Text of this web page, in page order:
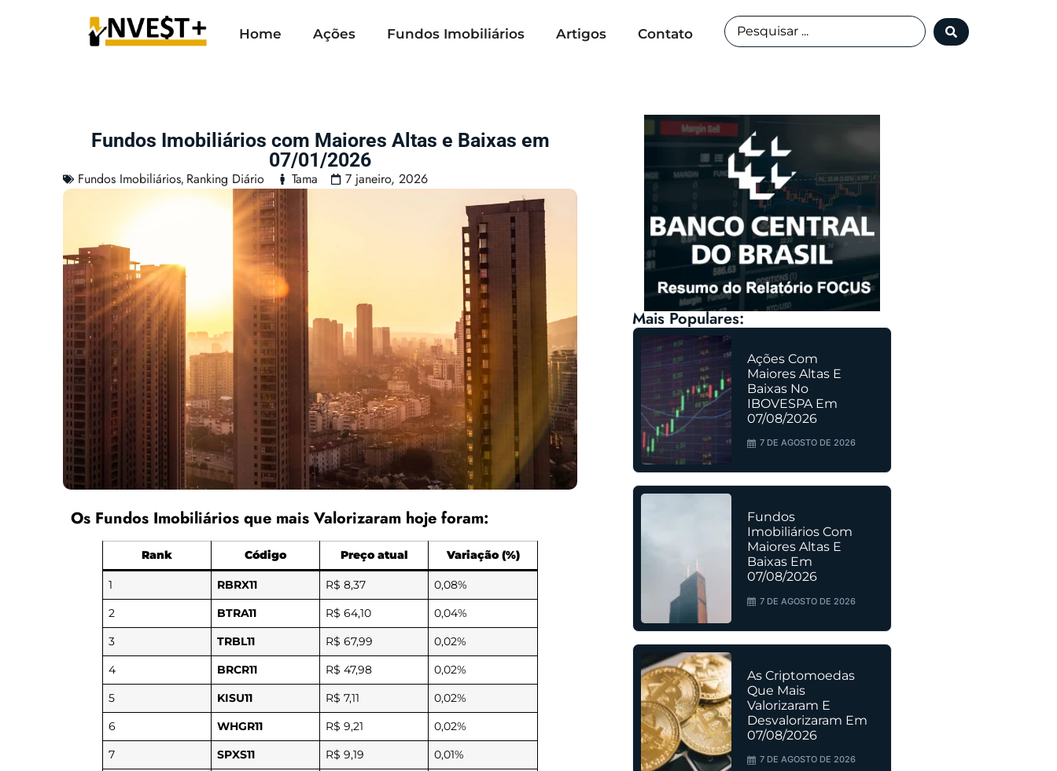
Home Ações Fundos Imobiliários Artigos Contato
Fundos Imobiliários com Maiores Altas e Baixas em
07/01/2026
Fundos Imobiliários, Ranking Diário Tama 7 janeiro, 2026
Os Fundos Imobiliários que mais Valorizaram hoje foram:
Rank Código Preço atual Variação (%)
1 RBRX11 R$ 8,37
0,08%
2
BTRA11 R$ 64,10
0,04%
3
TRBL11 R$ 67,99
0,02%
4
BRCR11 R$ 47,98
0,02%
5
KISU11 R$ 7,11
0,02%
6
WHGR11 R$ 9,21
0,02%
7
SPXS11 R$ 9,19
0,01%
Mais Populares:
Ações Com
Maiores Altas E
Baixas No
IBOVESPA Em
07/08/2026
7 DE AGOSTO DE 2026
Fundos
Imobiliários Com
Maiores Altas E
Baixas Em
07/08/2026
7 DE AGOSTO DE 2026
As Criptomoedas
Que Mais
Valorizaram E
Desvalorizaram Em
07/08/2026
7 DE AGOSTO DE 2026